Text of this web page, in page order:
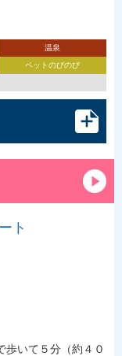
温泉
ペットのびのび
ト
歩いて５分（約４０